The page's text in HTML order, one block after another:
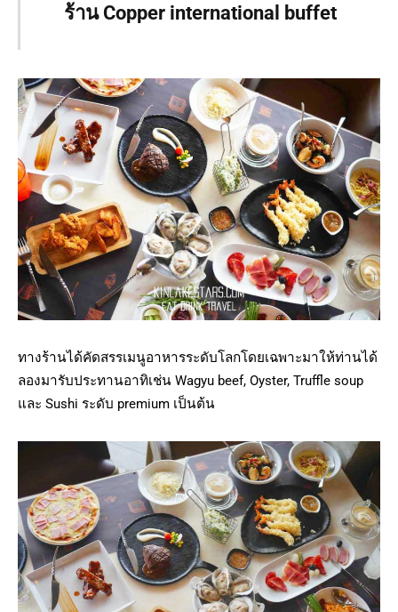
ร้าน Copper international buffet
ทางร้านได้คัดสรรเมนูอาหารระดับโลกโดยเฉพาะมาให้ท่านได้
ลองมารับประทานอาทิเช่น Wagyu beef, Oyster, Truffle soup
และ Sushi ระดับ premium เป็นต้น